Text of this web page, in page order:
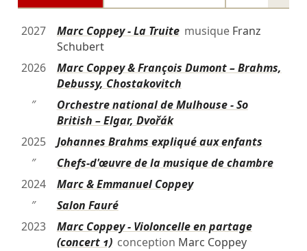
2027 Marc Coppey - La Truitemusique Franz
Schubert
2026
Marc Coppey & François Dumont – Brahms,
Debussy, Chostakovitch
″
Orchestre national de Mulhouse - So
British – Elgar, Dvořák
2025
Johannes Brahms expliqué aux enfants
″
Chefs-d'œuvre de la musique de chambre
2024
Marc & Emmanuel Coppey
″
Salon Fauré
2023
Marc Coppey - Violoncelle en partage
(concert 1)conception Marc Coppey